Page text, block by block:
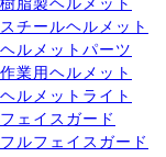
スチールヘルメット
ヘルメットパーツ
作業用ヘルメット
ヘルメットライト
フェイスガード
フルフェイスガード